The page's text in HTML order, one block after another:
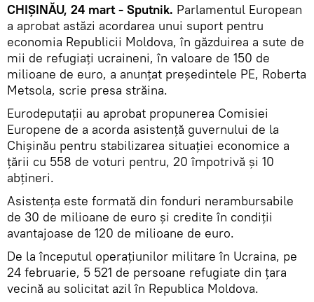
CHIȘINĂU, 24 mart - Sputnik. Parlamentul European
a aprobat astăzi acordarea unui suport pentru
economia Republicii Moldova, în găzduirea a sute de
mii de refugiați ucraineni, în valoare de 150 de
milioane de euro, a anunțat președintele PE, Roberta
Metsola, scrie presa străina.
Eurodeputaţii au aprobat propunerea Comisiei
Europene de a acorda asistenţă guvernului de la
Chişinău pentru stabilizarea situaţiei economice a
ţării cu 558 de voturi pentru, 20 împotrivă şi 10
abţineri.
Asistența este formată din fonduri nerambursabile
de 30 de milioane de euro și credite în condiții
avantajoase de 120 de milioane de euro.
De la începutul operațiunilor militare în Ucraina, pe
24 februarie, 5 521 de persoane refugiate din țara
vecină au solicitat azil în Republica Moldova.